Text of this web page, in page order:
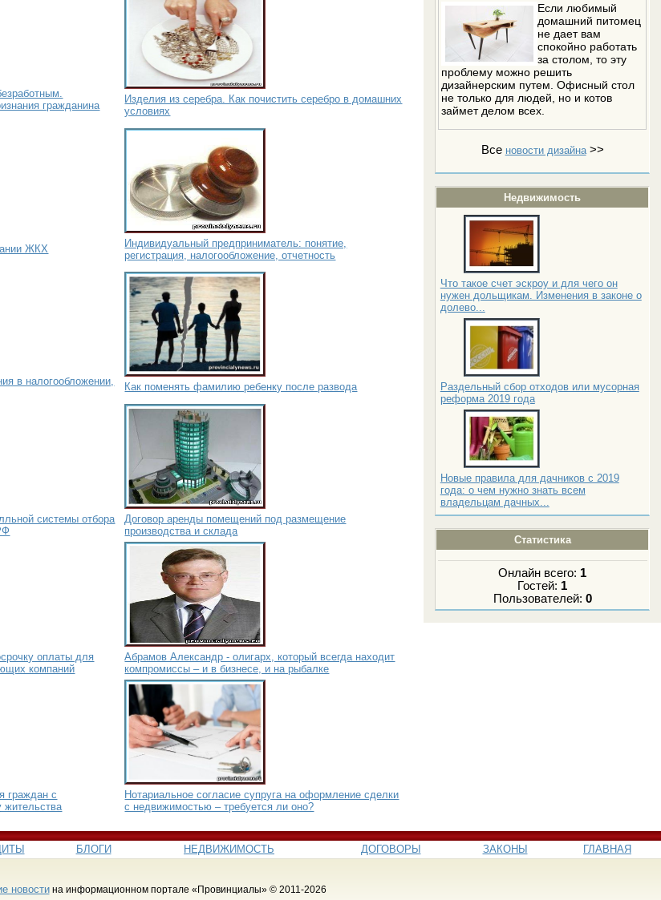
Если любимый
домашний питомец
не дает вам
спокойно работать
за столом, то эту
проблему можно решить
дизайнерским путем. Офисный стол
не только для людей, но и котов
займет делом всех.
Все новости дизайна>>
Недвижимость
Что такое счет эскроу и для чего он
нужен дольщикам. Изменения в законе о
долево...
Раздельный сбор отходов или мусорная
реформа 2019 года
Новые правила для дачников с 2019
года: о чем нужно знать всем
владельцам дачных...
Статистика
Онлайн всего: 1
Гостей: 1
Пользователей: 0
гражданина
Изделия из серебра. Как почистить серебро в домашних
условиях
ЖКХ
Индивидуальный предприниматель: понятие,
регистрация, налогообложение, отчетность
в налогообложении,
Как поменять фамилию ребенку после развода
системы отбора
Договор аренды помещений под размещение
производства и склада
оплаты для
компаний
Абрамов Александр - олигарх, который всегда находит
компромиссы – и в бизнесе, и на рыбалке
граждан с
жительства
Нотариальное согласие супруга на оформление сделки
с недвижимостью – требуется ли оно?
БЛОГИ НЕДВИЖИМОСТЬ ДОГОВОРЫ ЗАКОНЫ ГЛАВНАЯ
новостина информационном портале «Провинциалы» © 2011-2026